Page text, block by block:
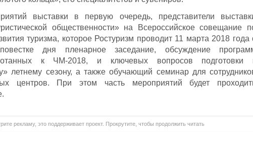
выставки в первую очередь, представители
общественности» на Всероссийское совещание
туризма, которое Ростуризм проводит 11 марта 2018 года
дня пленарное заседание, обсуждение
к ЧМ-2018, и ключевых вопросов подготовки
летнему сезону, а также обучающий семинар для
центров. При этом часть мероприятий будет
рекламу, это поддерживает проект. Прокрутите, чтобы продолжить читать